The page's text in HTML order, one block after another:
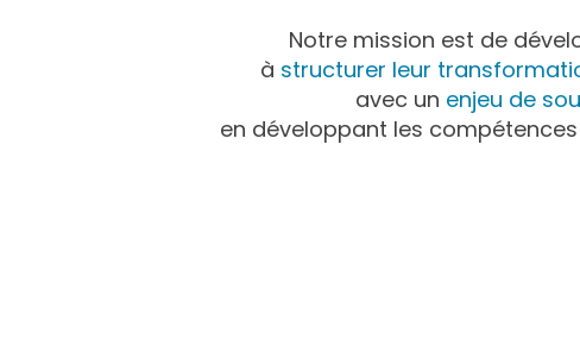
Notre mission est de
à structurer leur
avec un enjeu de
en développant les